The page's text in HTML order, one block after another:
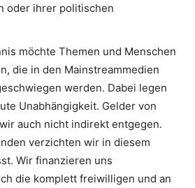
oder ihrer politischen
möchte Themen und Menschen
die in den Mainstreammedien
werden. Dabei legen
Unabhängigkeit. Gelder von
auch nicht indirekt entgegen.
verzichten wir in diesem
Wir finanzieren uns
die komplett freiwilligen und an